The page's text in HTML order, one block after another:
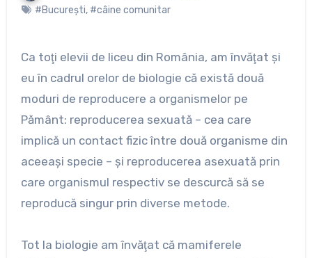
#Bucureşti, #câine comunitar
Ca toţi elevii de liceu din România, am învăţat şi
eu în cadrul orelor de biologie că există două
moduri de reproducere a organismelor pe
Pământ: reproducerea sexuată – cea care
implică un contact fizic între două organisme din
aceeaşi specie – şi reproducerea asexuată prin
care organismul respectiv se descurcă să se
reproducă singur prin diverse metode.
Tot la biologie am învăţat că mamiferele